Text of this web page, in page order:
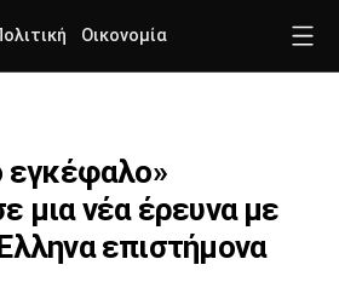
Οικονομία
εγκέφαλο»
μια νέα έρευνα με
επιστήμονα